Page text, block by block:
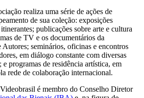
realiza uma série de ações de
de sua coleção: exposições
publicações sobre arte e cultura
de TV e os documentários da
seminários, oficinas e encontros
em diálogo constante com diversas
e programas de residência artística, em
rede de colaboração internacional.
é membro do Conselho Diretor